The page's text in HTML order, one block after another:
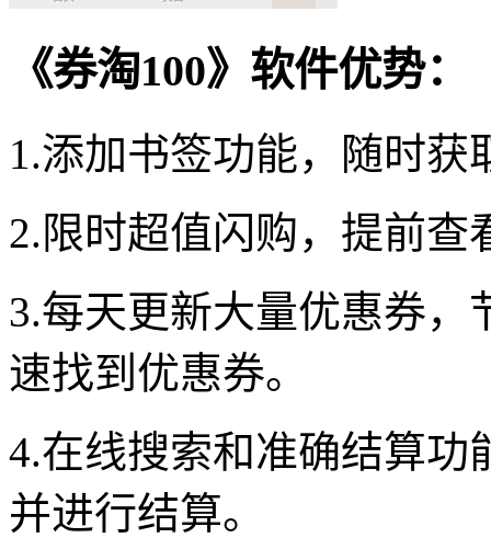
《券淘100》软件优势：
1.添加书签功能，随时
2.限时超值闪购，提前查
3.每天更新大量优惠券
速找到优惠券。
4.在线搜索和准确结算功
并进行结算。